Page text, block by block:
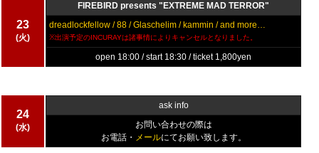
23
(火)
FIREBIRD presents "EXTREME MAD TERROR"
dreadlockfellow / 88 / Glaschelim / kammin / and more…
※出演予定のINCURAYは諸事情によりキャンセルとなりました。
open 18:00 / start 18:30 / ticket 1,800yen
24
(水)
ask info
お問い合わせの際は
お電話・ メールにてお願い致します。